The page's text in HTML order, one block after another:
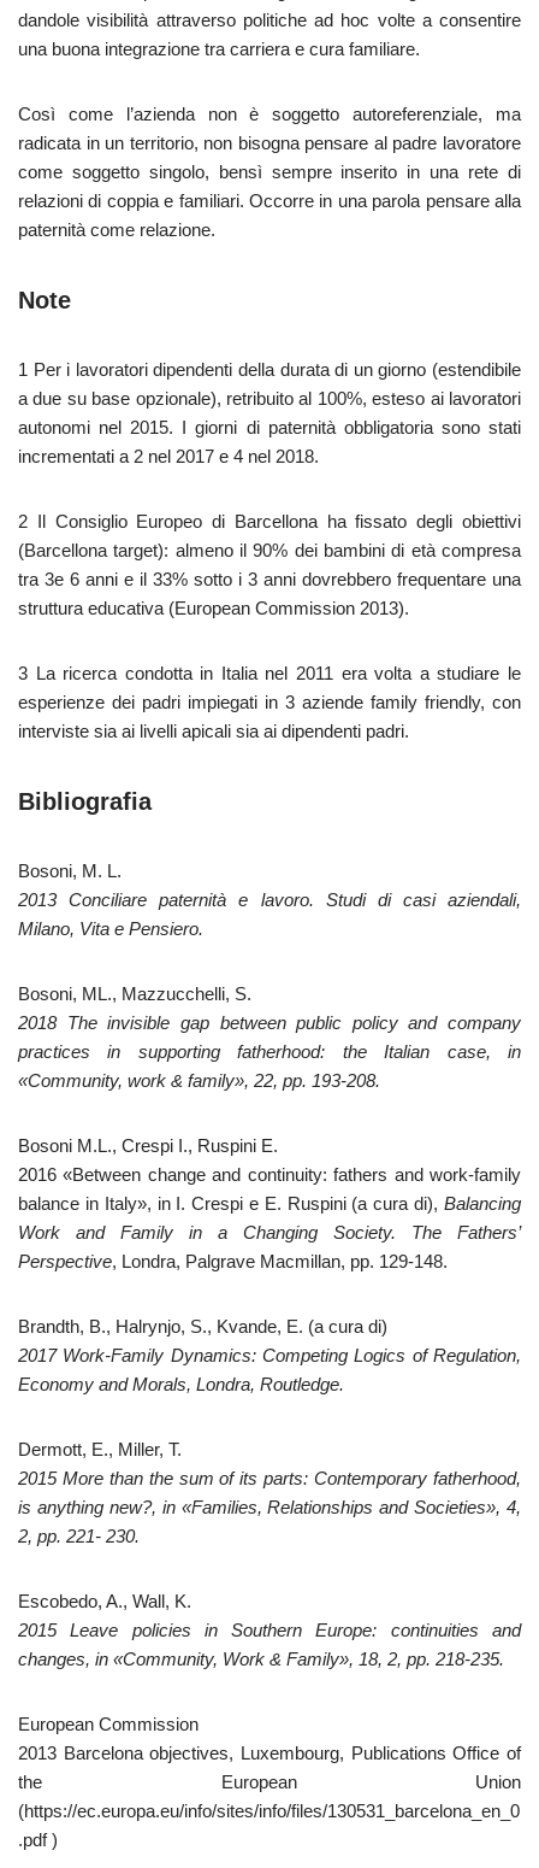
dandole visibilità attraverso politiche ad hoc volte a consentire
una buona integrazione tra carriera e cura familiare.
Così come l’azienda non è soggetto autoreferenziale, ma
radicata in un territorio, non bisogna pensare al padre lavoratore
come soggetto singolo, bensì sempre inserito in una rete di
relazioni di coppia e familiari. Occorre in una parola pensare alla
paternità come relazione.
Note
1 Per i lavoratori dipendenti della durata di un giorno (estendibile
a due su base opzionale), retribuito al 100%, esteso ai lavoratori
autonomi nel 2015. I giorni di paternità obbligatoria sono stati
incrementati a 2 nel 2017 e 4 nel 2018.
2 Il Consiglio Europeo di Barcellona ha fissato degli obiettivi
(Barcellona target): almeno il 90% dei bambini di età compresa
tra 3e 6 anni e il 33% sotto i 3 anni dovrebbero frequentare una
struttura educativa (European Commission 2013).
3 La ricerca condotta in Italia nel 2011 era volta a studiare le
esperienze dei padri impiegati in 3 aziende family friendly, con
interviste sia ai livelli apicali sia ai dipendenti padri.
Bibliografia
Bosoni, M. L.
2013 Conciliare paternità e lavoro. Studi di casi aziendali,
Milano, Vita e Pensiero.
Bosoni, ML., Mazzucchelli, S.
2018 The invisible gap between public policy and company
practices in supporting fatherhood: the Italian case, in
«Community, work & family», 22, pp. 193-208.
Bosoni M.L., Crespi I., Ruspini E.
2016 «Between change and continuity: fathers and work-family
balance in Italy», in I. Crespi e E. Ruspini (a cura di), Balancing
Work and Family in a Changing Society. The Fathers’
Perspective, Londra, Palgrave Macmillan, pp. 129-148.
Brandth, B., Halrynjo, S., Kvande, E. (a cura di)
2017 Work-Family Dynamics: Competing Logics of Regulation,
Economy and Morals, Londra, Routledge.
Dermott, E., Miller, T.
2015 More than the sum of its parts: Contemporary fatherhood,
is anything new?, in «Families, Relationships and Societies», 4,
2, pp. 221- 230.
Escobedo, A., Wall, K.
2015 Leave policies in Southern Europe: continuities and
changes, in «Community, Work & Family», 18, 2, pp. 218-235.
European Commission
2013 Barcelona objectives, Luxembourg, Publications Office of
the European Union
(https://ec.europa.eu/info/sites/info/files/130531_barcelona_en_0
.pdf )